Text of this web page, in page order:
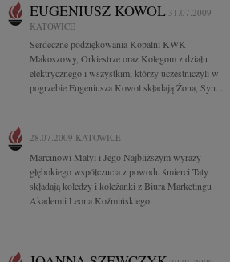
EUGENIUSZ KOWOL 31.07.2009
KATOWICE
Serdeczne podziękowania Kopalni KWK
Makoszowy, Orkiestrze oraz Kolegom z działu
elektrycznego i wszystkim, którzy uczestniczyli w
pogrzebie Eugeniusza Kowol składają Żona, Syn...
28.07.2009 KATOWICE
Marcinowi Matyi i Jego Najbliższym wyrazy
głębokiego współczucia z powodu śmierci Taty
składają koledzy i koleżanki z Biura Marketingu
Akademii Leona Koźmińskiego